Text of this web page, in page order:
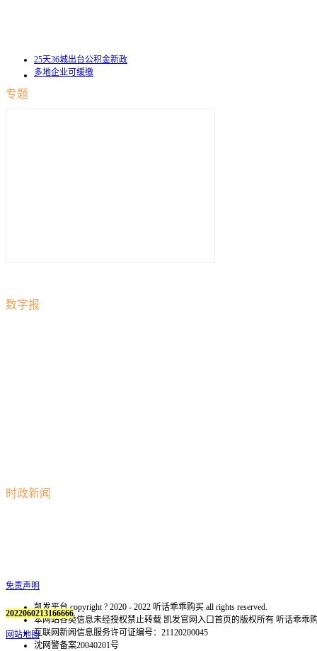
25天36城出台公积金新政
多地企业可缓缴
专题
数字报
时政新闻
免责声明
凯发平台 copyright ? 2020 - 2022 听话乖乖购买 all rights reserved.
本网站各类信息未经授权禁止转载 凯发官网入口首页的版权所有 听话乖
互联网新闻信息服务许可证编号：21120200045
沈网警备案20040201号
2022060213166666
网站地图